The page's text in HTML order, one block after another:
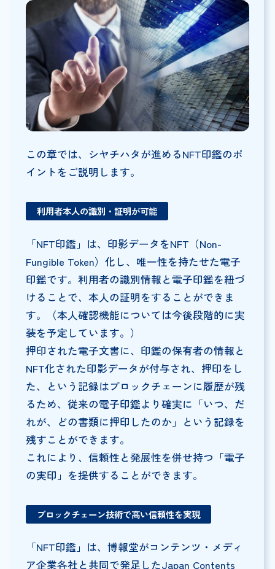
この章では、シヤチハタが進めるNFT印鑑のポ
イントをご説明します。
利用者本人の識別・証明が可能
「NFT印鑑」は、印影データをNFT（Non-
Fungible Token）化し、唯一性を持たせた電子
印鑑です。利用者の識別情報と電子印鑑を紐づ
けることで、本人の証明をすることができま
す。（本人確認機能については今後段階的に実
装を予定しています。）
押印された電子文書に、印鑑の保有者の情報と
NFT化された印影データが付与され、押印をし
た、という記録はブロックチェーンに履歴が残
るため、従来の電子印鑑より確実に「いつ、だ
れが、どの書類に押印したのか」という記録を
残すことができます。
これにより、信頼性と発展性を併せ持つ「電子
の実印」を提供することができます。
ブロックチェーン技術で高い信頼性を実現
「NFT印鑑」は、博報堂がコンテンツ・メディ
ア企業各社と共同で発足したJapan Contents